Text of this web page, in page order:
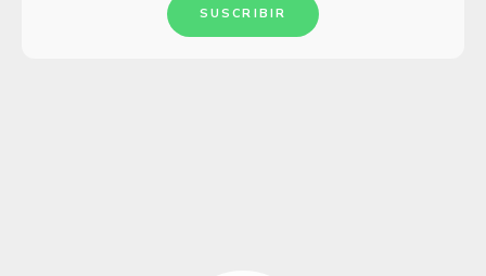
SUSCRIBIR